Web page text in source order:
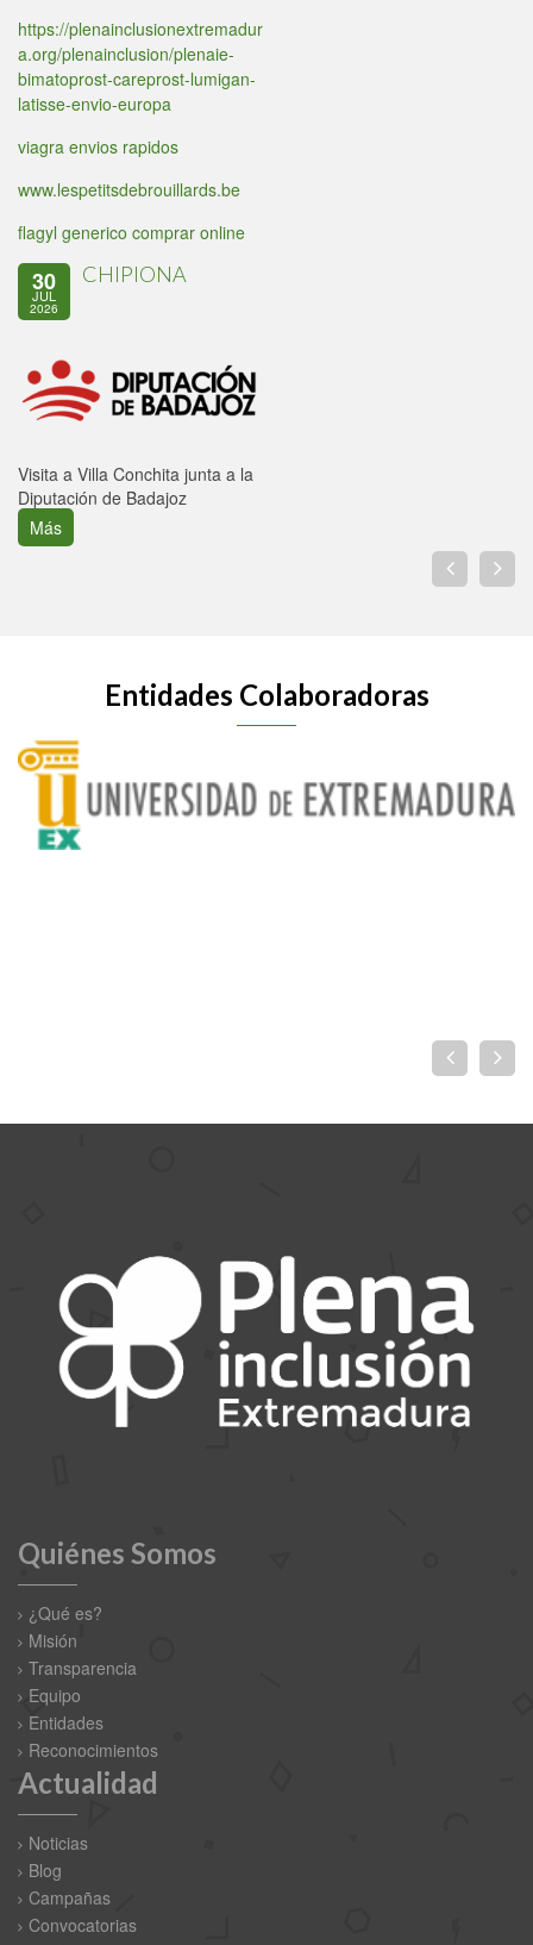
https://plenainclusionextremadur
a.org/plenainclusion/plenaie-
bimatoprost-careprost-lumigan-
latisse-envio-europa
viagra envios rapidos
www.lespetitsdebrouillards.be
flagyl generico comprar online
30
JUL
2026
CHIPIONA
Visita a Villa Conchita junta a la
Diputación de Badajoz
Más
Entidades Colaboradoras
Quiénes Somos
¿Qué es?
Misión
Transparencia
Equipo
Entidades
Reconocimientos
Actualidad
Noticias
Blog
Campañas
Convocatorias